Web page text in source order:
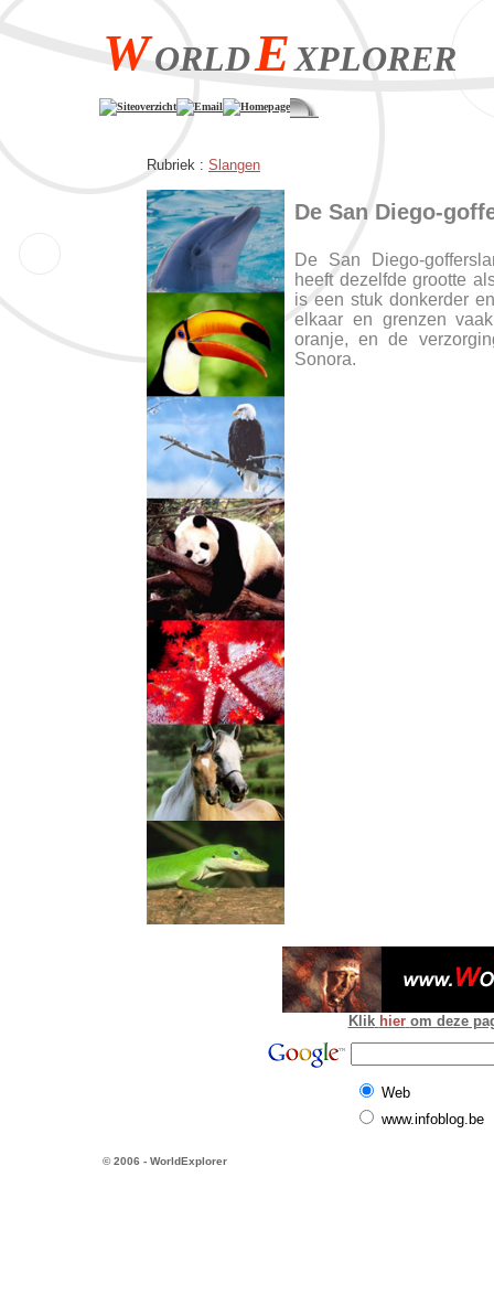
WORLDEXPLORER
Siteoverzicht Email Homepage
Rubriek : Slangen
De San Diego-
De San Diego-
heeft dezelfde grootte
is een stuk donkerder
elkaar en grenzen
oranje, en de
Sonora.
Klik hier om deze
Web
www.infoblog.be
© 2006 - WorldExplorer